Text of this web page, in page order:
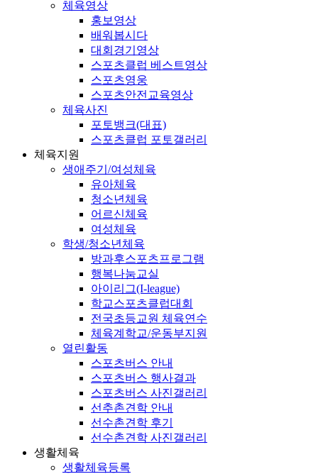
체육영상
홍보영상
배워봅시다
대회경기영상
스포츠클럽 베스트영상
스포츠영웅
스포츠안전교육영상
체육사진
포토뱅크(대표)
스포츠클럽 포토갤러리
체육지원
생애주기/여성체육
유아체육
청소년체육
어르신체육
여성체육
학생/청소년체육
방과후스포츠프로그램
행복나눔교실
아이리그(I-league)
학교스포츠클럽대회
전국초등교원 체육연수
체육계학교/운동부지원
열린활동
스포츠버스 안내
스포츠버스 행사결과
스포츠버스 사진갤러리
선추촌견학 안내
선수촌견학 후기
선수촌견학 사진갤러리
생활체육
생활체육등록